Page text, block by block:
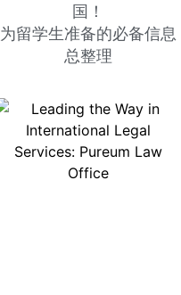
国！
为留学生准备的必备信息
总整理